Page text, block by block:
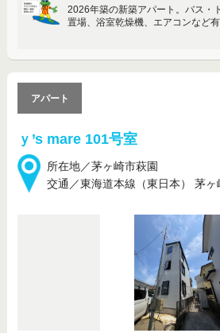
2026年築の新築アパート。バス・
置場、浴室乾燥機、エアコンなど
ｙ’s mare 101号室
所在地／茅ヶ崎市萩園
交通／東海道本線（東日本） 茅
アパート